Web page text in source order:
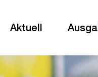
Aktuell